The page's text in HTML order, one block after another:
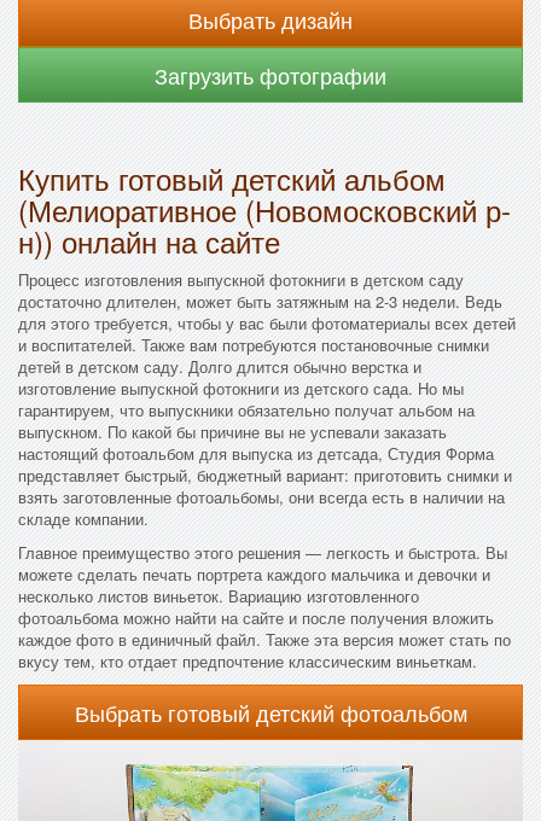
Выбрать дизайн
Загрузить фотографии
Купить готовый детский альбом
(Мелиоративное (Новомосковский р-
н)) онлайн на сайте
Процесс изготовления выпускной фотокниги в детском саду
достаточно длителен, может быть затяжным на 2-3 недели. Ведь
для этого требуется, чтобы у вас были фотоматериалы всех детей
и воспитателей. Также вам потребуются постановочные снимки
детей в детском саду. Долго длится обычно верстка и
изготовление выпускной фотокниги из детского сада. Но мы
гарантируем, что выпускники обязательно получат альбом на
выпускном. По какой бы причине вы не успевали заказать
настоящий фотоальбом для выпуска из детсада, Студия Форма
представляет быстрый, бюджетный вариант: приготовить снимки и
взять заготовленные фотоальбомы, они всегда есть в наличии на
складе компании.
Главное преимущество этого решения — легкость и быстрота. Вы
можете сделать печать портрета каждого мальчика и девочки и
несколько листов виньеток. Вариацию изготовленного
фотоальбома можно найти на сайте и после получения вложить
каждое фото в единичный файл. Также эта версия может стать по
вкусу тем, кто отдает предпочтение классическим виньеткам.
Выбрать готовый детский фотоальбом